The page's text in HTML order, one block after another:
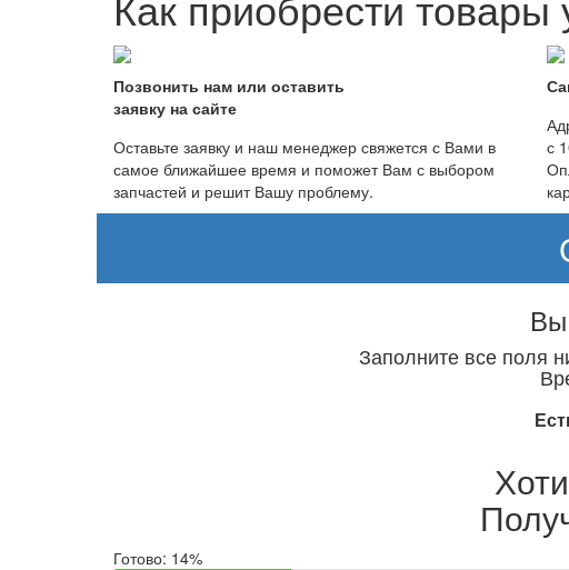
Позвонить нам или оставить
заявку на сайте
Оставьте заявку и наш менеджер свяжется с Вами в
самое ближайшее время и поможет Вам с выбором
запчастей и решит Вашу проблему.
с
Заполните все поля
Готово: 14%